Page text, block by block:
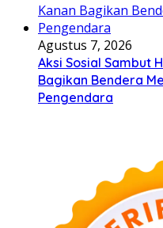
Agustus 7, 2026
Aksi Sosial Sambut
Bagikan Bendera
Pengendara